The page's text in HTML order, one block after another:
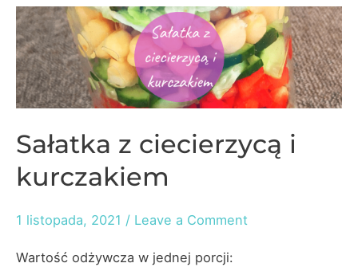
Sałatka z ciecierzycą i
kurczakiem
1 listopada, 2021 / Leave a Comment
Wartość odżywcza w jednej porcji: